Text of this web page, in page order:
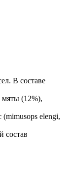
В составе
мяты (12%),
(mimusops elengi,
состав